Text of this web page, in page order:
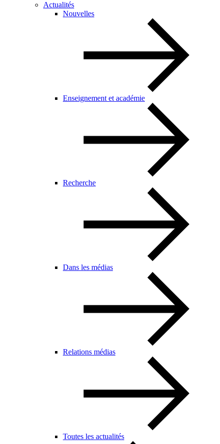
Actualités
Nouvelles
Enseignement et académie
Recherche
Dans les médias
Relations médias
Toutes les actualités